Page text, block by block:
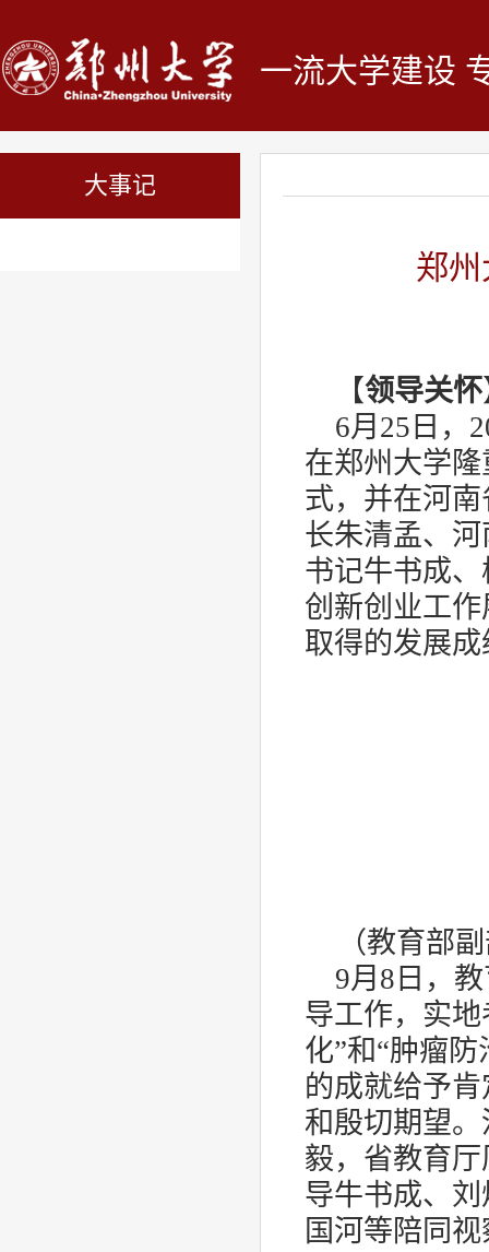
一流大学建设
大事记
郑州
【领导关怀
6月 25 日，
在郑州大学
式，并在河
长朱清孟、
书记牛书成
创新创业工
取得的发展
（教育部
9月 8 日，
导工作，实地
化”和“肿瘤
的成就给予
和殷切期望
毅，省教育
导牛书成、
国河等陪同